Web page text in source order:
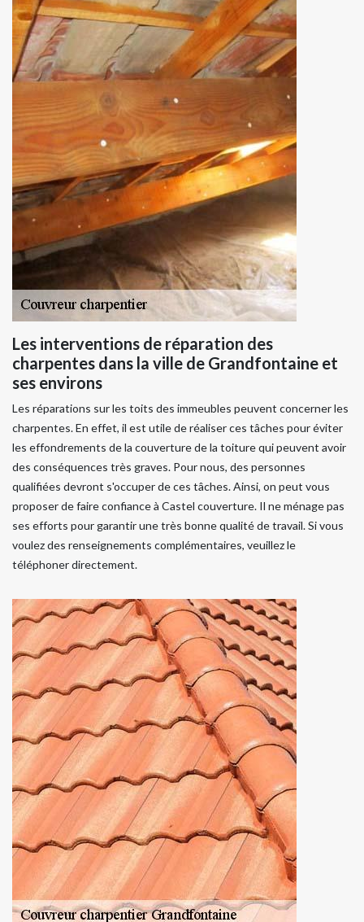
Les interventions de réparation des
charpentes dans la ville de Grandfontaine et
ses environs
Les réparations sur les toits des immeubles peuvent concerner les
charpentes. En effet, il est utile de réaliser ces tâches pour éviter
les effondrements de la couverture de la toiture qui peuvent avoir
des conséquences très graves. Pour nous, des personnes
qualifiées devront s'occuper de ces tâches. Ainsi, on peut vous
proposer de faire confiance à Castel couverture. Il ne ménage pas
ses efforts pour garantir une très bonne qualité de travail. Si vous
voulez des renseignements complémentaires, veuillez le
téléphoner directement.